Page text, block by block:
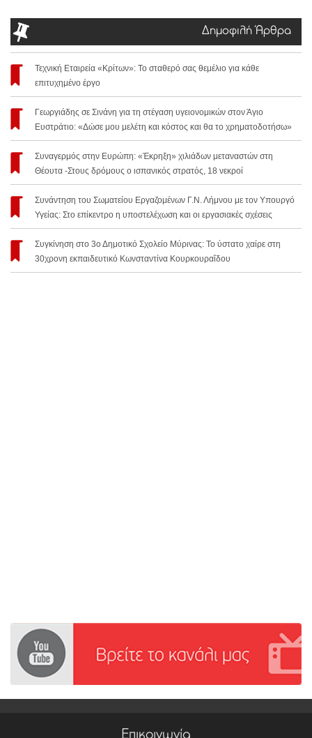
Δημοφιλή Άρθρα
Τεχνική Εταιρεία «Κρίτων»: Το σταθερό σας θεμέλιο για κάθε
επιτυχημένο έργο
Γεωργιάδης σε Σινάνη για τη στέγαση υγειονομικών στον Άγιο
Ευστράτιο: «Δώσε μου μελέτη και κόστος και θα το χρηματοδοτήσω»
Συναγερμός στην Ευρώπη: «Έκρηξη» χιλιάδων μεταναστών στη
Θέουτα -Στους δρόμους ο ισπανικός στρατός, 18 νεκροί
Συνάντηση του Σωματείου Εργαζομένων Γ.Ν. Λήμνου με τον Υπουργό
Υγείας: Στο επίκεντρο η υποστελέχωση και οι εργασιακές σχέσεις
Συγκίνηση στο 3ο Δημοτικό Σχολείο Μύρινας: Το ύστατο χαίρε στη
30χρονη εκπαιδευτικό Κωνσταντίνα Κουρκουραΐδου
Επικοινωνία